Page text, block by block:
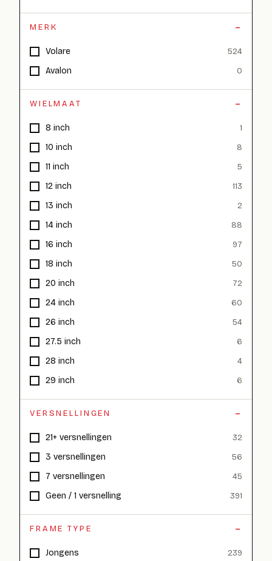
MERK
Volare 524
Avalon 0
WIELMAAT
8 inch 1
10 inch 8
11 inch 5
12 inch 113
13 inch 2
14 inch 88
16 inch 97
18 inch 50
20 inch 72
24 inch 60
26 inch 54
27.5 inch 6
28 inch 4
29 inch 6
VERSNELLINGEN
21+ versnellingen 32
3 versnellingen 56
7 versnellingen 45
Geen / 1 versnelling 391
FRAME TYPE
Jongens 239